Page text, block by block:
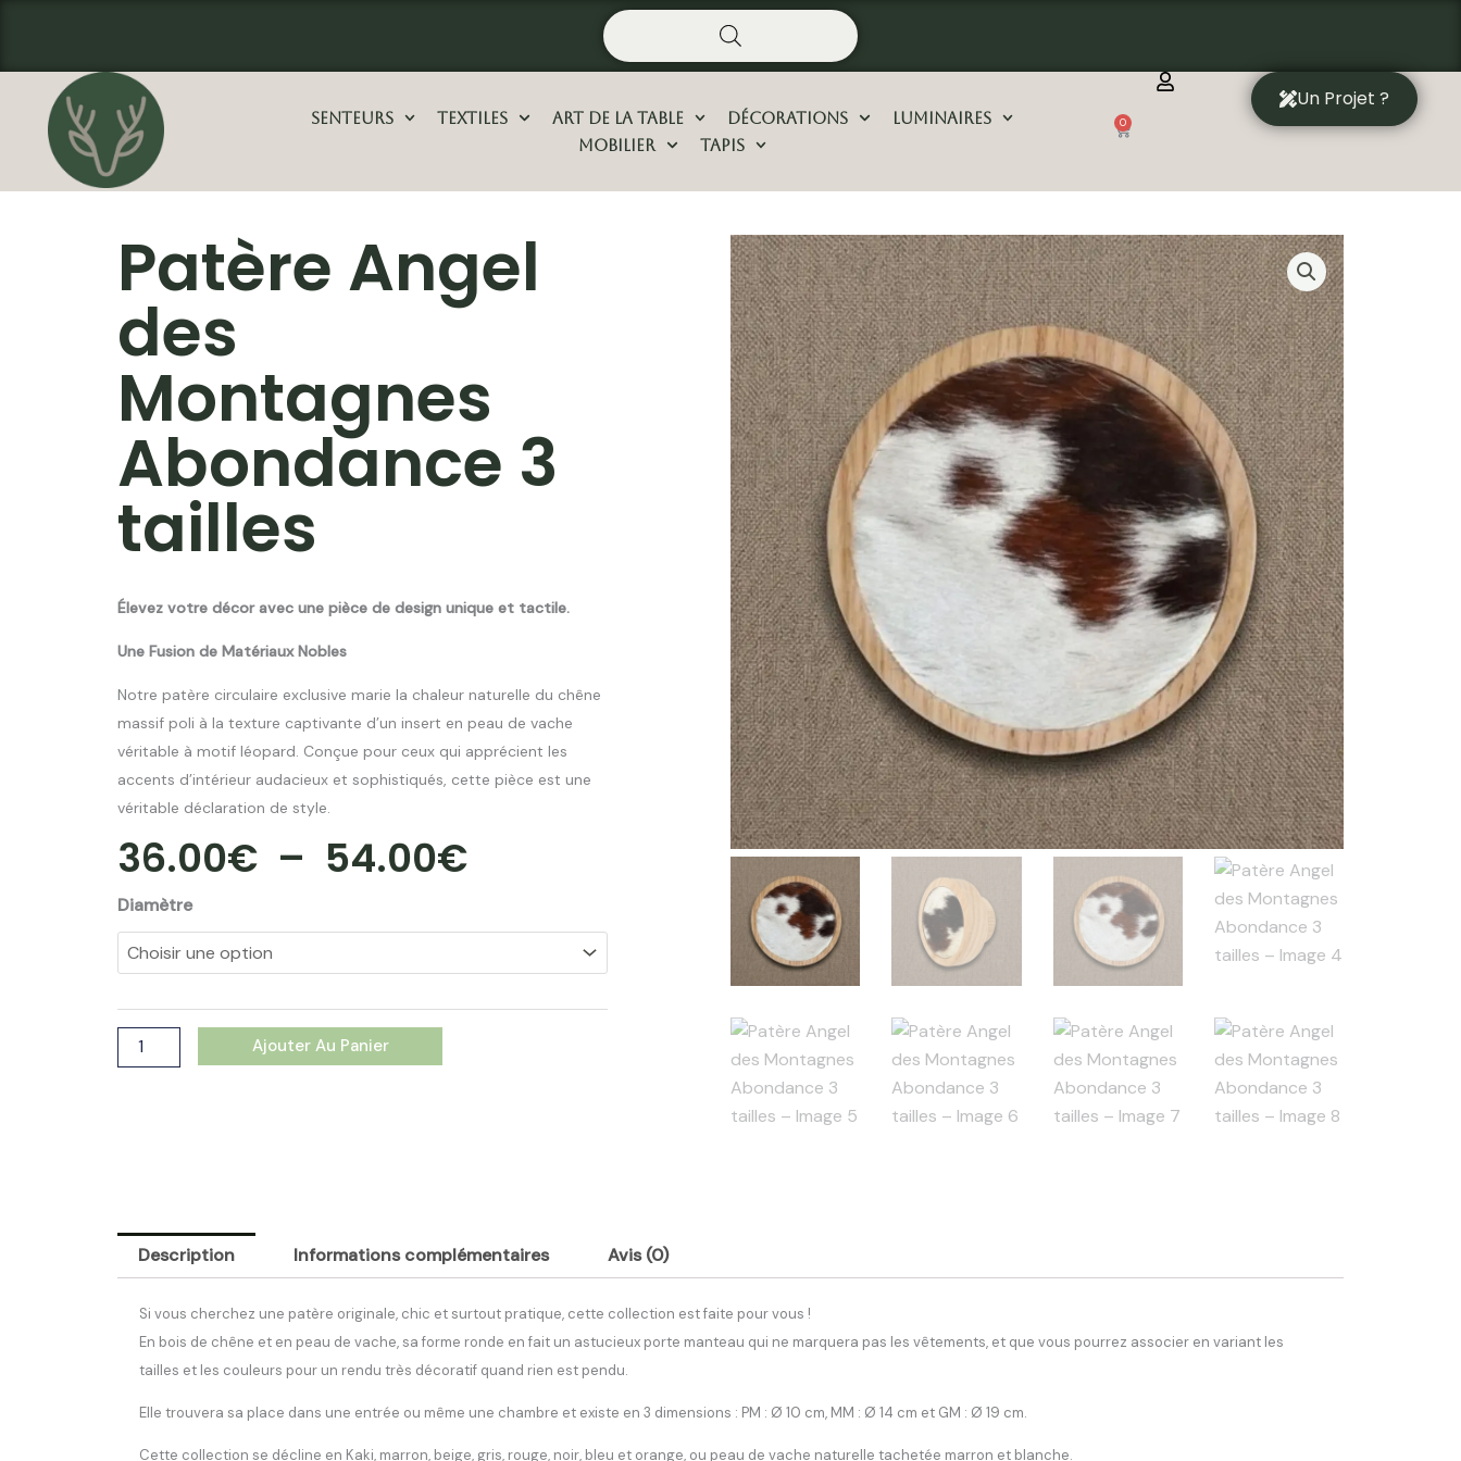
contenu
Senteurs Textiles Art De La Table Décorations
Luminaires
Mobilier
Tapis
0
Panier
Un Projet ?
Patère Angel
des
Montagnes
Abondance 3
tailles
Élevez votre décor avec une pièce de design unique et tactile.
Une Fusion de Matériaux Nobles
Notre patère circulaire exclusive marie la chaleur naturelle du chêne
massif poli à la texture captivante d’un insert en peau de vache
véritable à motif léopard. Conçue pour ceux qui apprécient les
accents d’intérieur audacieux et sophistiqués, cette pièce est une
véritable déclaration de style.
36.00€ – 54.00€Plage
Prix :
36.00€
À
Diamètre
quantité
de
Patère
des
Montagnes
Abondance
Ajouter Au Panier
Description Informations complémentaires Avis (0)
Si vous cherchez une patère originale, chic et surtout pratique, cette collection est faite pour vous !
En bois de chêne et en peau de vache, sa forme ronde en fait un astucieux porte manteau qui ne marquera pas les vêtements, et que vous pourrez associer en variant les
tailles et les couleurs pour un rendu très décoratif quand rien est pendu.
Elle trouvera sa place dans une entrée ou même une chambre et existe en 3 dimensions : PM : Ø 10 cm, MM : Ø 14 cm et GM : Ø 19 cm.
Cette collection se décline en Kaki, marron, beige, gris, rouge, noir, bleu et orange, ou peau de vache naturelle tachetée marron et blanche.